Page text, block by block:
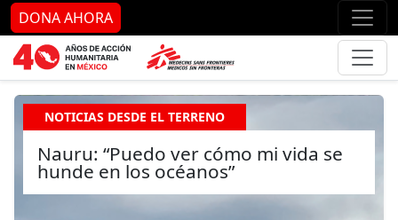
Ir al contenido principal Ir
DONA AHORA
NOTICIAS DESDE EL TERRENO
Nauru: “Puedo ver cómo mi vida se
hunde en los océanos”